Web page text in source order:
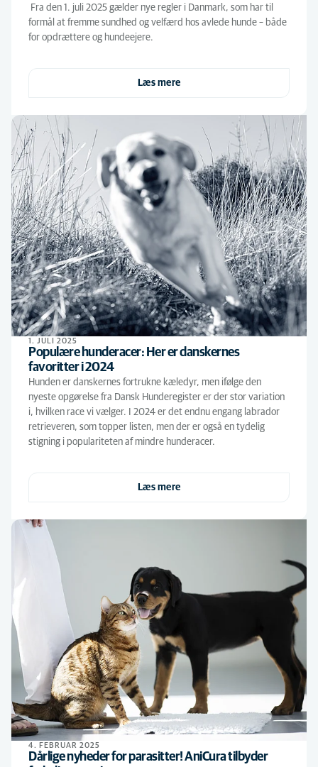
Fra den 1. juli 2025 gælder nye regler i Danmark, som har til
formål at fremme sundhed og velfærd hos avlede hunde – både
for opdrættere og hundeejere.
Læs mere
1. JULI 2025
Populære hunderacer: Her er danskernes
favoritter i 2024
Hunden er danskernes fortrukne kæledyr, men ifølge den
nyeste opgørelse fra Dansk Hunderegister er der stor variation
i, hvilken race vi vælger. I 2024 er det endnu engang labrador
retrieveren, som topper listen, men der er også en tydelig
stigning i populariteten af mindre hunderacer.
Læs mere
4. FEBRUAR 2025
Dårlige nyheder for parasitter! AniCura tilbyder